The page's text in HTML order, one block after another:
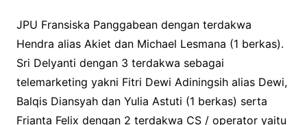
JPU Fransiska Panggabean dengan terdakwa
Hendra alias Akiet dan Michael Lesmana (1 berkas).
Sri Delyanti dengan 3 terdakwa sebagai
telemarketing yakni Fitri Dewi Adiningsih alias Dewi,
Balqis Diansyah dan Yulia Astuti (1 berkas) serta
Frianta Felix dengan 2 terdakwa CS / operator yaitu